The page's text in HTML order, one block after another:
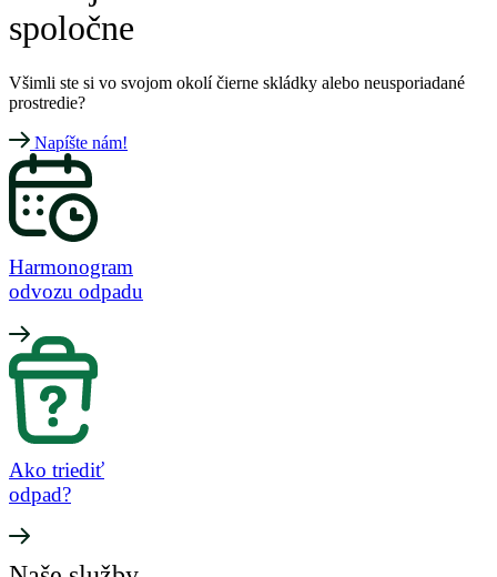
spoločne
Všimli ste si vo svojom okolí čierne skládky alebo neusporiadané
prostredie?
Napíšte nám!
Harmonogram
odvozu odpadu
Ako triediť
odpad?